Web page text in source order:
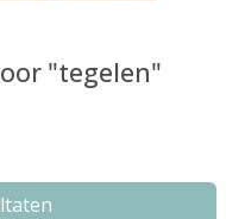
"tegelen"